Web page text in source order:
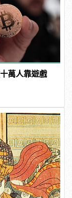
萬人靠遊戲